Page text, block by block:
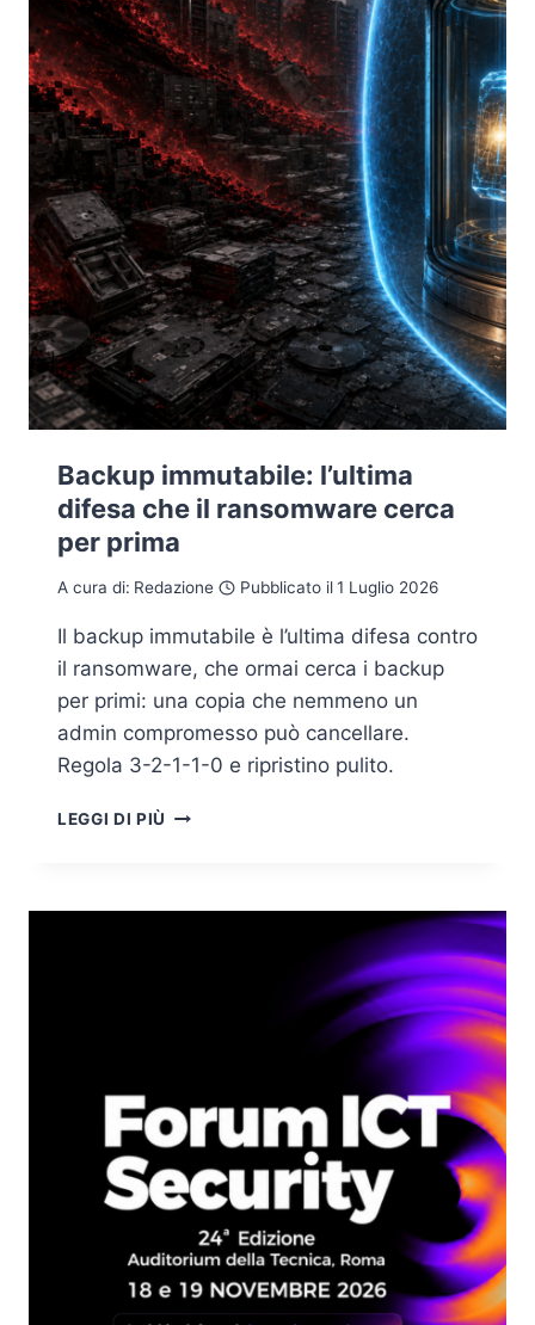
RPO,
NON
SUL
PIANO
Backup immutabile: l’ultima
difesa che il ransomware cerca
per prima
A cura di: Redazione Pubblicato il1 Luglio 2026
Il backup immutabile è l’ultima difesa contro
il ransomware, che ormai cerca i backup
per primi: una copia che nemmeno un
admin compromesso può cancellare.
Regola 3-2-1-1-0 e ripristino pulito.
LEGGI DI PIÙ BACKUP
CHE